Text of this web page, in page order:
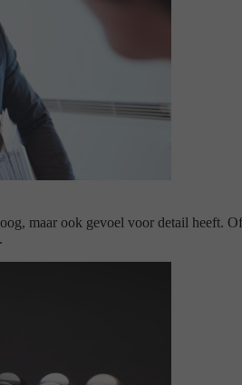
maar ook gevoel voor detail heeft.